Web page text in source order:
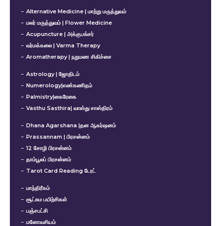
Alternative Medicine | மாற்று மருத்துவம்
மலர் மருத்துவம் | Flower Medicine
Acupuncture | அக்குபங்சர்
வர்மக்கலை | Varma Therapy
Aromatherapy | நறுமண சிகிச்சை
Astrology | ஜோதிடம்
Numerology|எண்கணிதம்
Palmistry|கைரேகை
Vasthu Sasthira| வாஸ்து சாஸ்திரம்
Dhana Agarshana |தன ஆகர்ஷனம்
Prassannam | பிரசன்னம்
12 சோழி பிரசன்னம்
தாம்பூலப் பிரசன்னம்
Tarot Card Reading டேரட்
மாந்திரீகம்
சூட்சும பயிற்சிகள்
பஞ்சபட்சி
மனோவசியம்